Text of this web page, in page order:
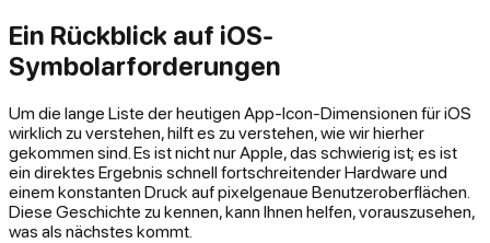
Ein Rückblick auf iOS-
Symbolarforderungen
Um die lange Liste der heutigen App-Icon-Dimensionen für iOS
wirklich zu verstehen, hilft es zu verstehen, wie wir hierher
gekommen sind. Es ist nicht nur Apple, das schwierig ist; es ist
ein direktes Ergebnis schnell fortschreitender Hardware und
einem konstanten Druck auf pixelgenaue Benutzeroberflächen.
Diese Geschichte zu kennen, kann Ihnen helfen, vorauszusehen,
was als nächstes kommt.